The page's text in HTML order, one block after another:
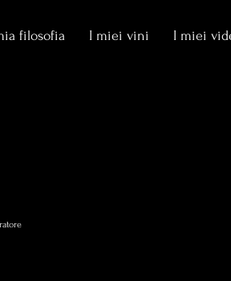
filosofia I miei vini I miei